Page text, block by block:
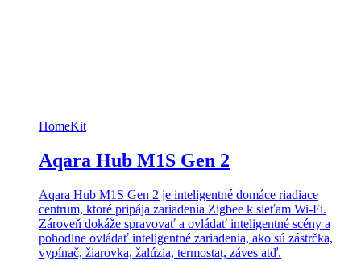
HomeKit
Aqara Hub M1S Gen 2
Aqara Hub M1S Gen 2 je inteligentné domáce riadiace
centrum, ktoré pripája zariadenia Zigbee k sieťam Wi-Fi.
Zároveň dokáže spravovať a ovládať inteligentné scény a
pohodlne ovládať inteligentné zariadenia, ako sú zástrčka,
vypínač, žiarovka, žalúzia, termostat, záves atď.